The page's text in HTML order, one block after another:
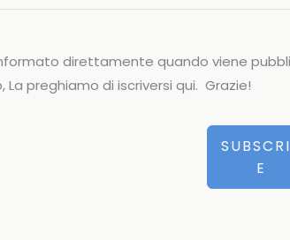
direttamente quando viene
La preghiamo di iscriversi qui. Grazie!
E